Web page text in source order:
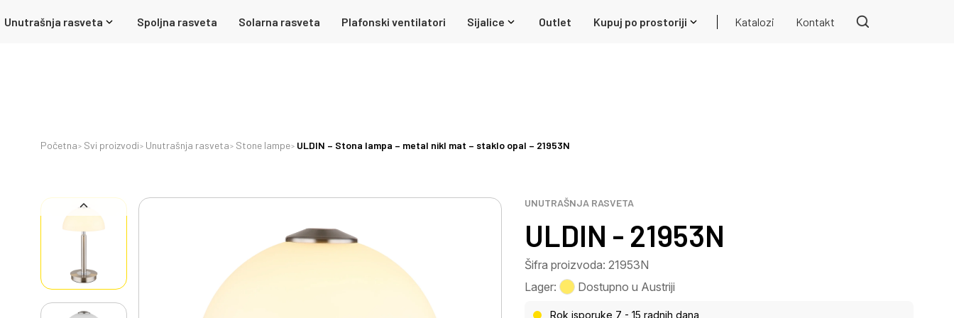
Unutrašnja rasveta Spoljna rasveta Solarna rasveta Plafonski ventilatori Sijalice Outlet Kupuj po prostoriji Katalozi Kontakt
Početna Svi proizvodi Unutrašnja rasveta Stone lampe ULDIN – Stona lampa – metal nikl mat – staklo opal – 21953N
UNUTRAŠNJA RASVETA
ULDIN - 21953N
Šifra proizvoda: 21953N
Lager:
Dostupno u Austriji
Rok isporuke 7 - 15 radnih dana